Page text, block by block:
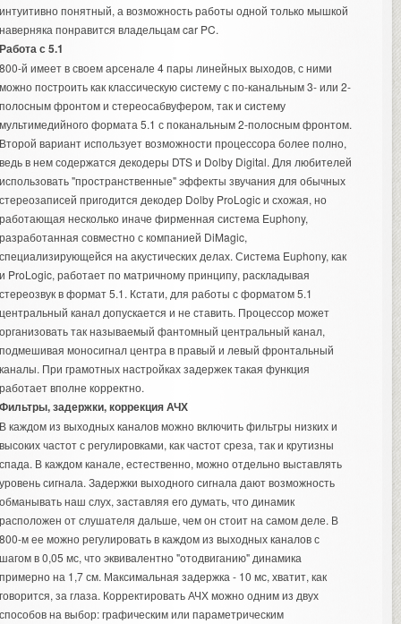
понятный, а возможность работы одной только мышкой
понравится владельцам car PC.
с 5.1
й имеет в своем арсенале 4 пары линейных выходов, с ними
построить как классическую систему с по-канальным 3- или 2-
фронтом и стереосабвуфером, так и систему
формата 5.1 с поканальным 2-полосным фронтом.
вариант использует возможности процессора более полно,
в нем содержатся декодеры DTS и Dolby Digital. Для любителей
"пространственные" эффекты звучания для обычных
пригодится декодер Dolby ProLogic и схожая, но
несколько иначе фирменная система Euphony,
совместно с компанией DiMagic,
на акустических делах. Система Euphony, как
ProLogic, работает по матричному принципу, раскладывая
в формат 5.1. Кстати, для работы с форматом 5.1
канал допускается и не ставить. Процессор может
так называемый фантомный центральный канал,
моносигнал центра в правый и левый фронтальный
При грамотных настройках задержек такая функция
вполне корректно.
задержки, коррекция АЧХ
каждом из выходных каналов можно включить фильтры низких и
частот с регулировками, как частот среза, так и крутизны
В каждом канале, естественно, можно отдельно выставлять
сигнала. Задержки выходного сигнала дают возможность
наш слух, заставляя его думать, что динамик
от слушателя дальше, чем он стоит на самом деле. В
м ее можно регулировать в каждом из выходных каналов с
в 0,05 мс, что эквивалентно "отодвиганию" динамика
на 1,7 см. Максимальная задержка - 10 мс, хватит, как
за глаза. Корректировать АЧХ можно одним из двух
на выбор: графическим или параметрическим